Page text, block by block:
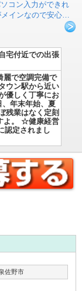
コン入力ができれ
インなので安心…
宅付近での出張
麗で空調完備で
ウン駅から近い
優しく丁寧にお
年末年始、夏
残業はなく定刻
よ。 ☆健康経営
認定されまし
佐野市